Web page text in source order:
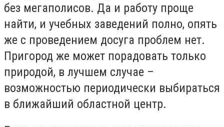
без мегаполисов. Да и работу проще
найти, и учебных заведений полно, опять
же с проведением досуга проблем нет.
Пригород же может порадовать только
природой, в лучшем случае –
возможностью периодически выбираться
в ближайший областной центр.